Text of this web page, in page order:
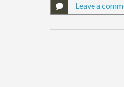
Leave a